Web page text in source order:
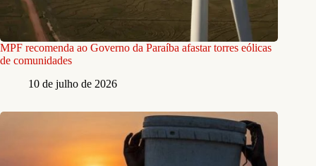
MPF recomenda ao Governo da Paraíba afastar torres eólicas
de comunidades
10 de julho de 2026